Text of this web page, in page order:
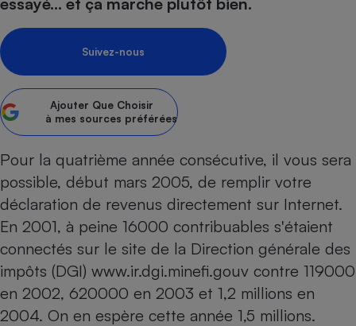
Suivez-nous
Ajouter Que Choisir
à mes sources préférées
Pour la quatrième année consécutive, il vous sera
possible, début mars 2005, de remplir votre
déclaration de revenus directement sur Internet.
En 2001, à peine 16000 contribuables s'étaient
connectés sur le site de la Direction générale des
impôts (DGI) www.ir.dgi.minefi.gouv contre 119000
en 2002, 620000 en 2003 et 1,2 millions en
2004. On en espère cette année 1,5 millions.
Sécurité - Hygiène
Supermarché - Drive
Assurance
Banque - Crédit
Epargne - Fiscalité
Mutuelle
Circulation routière
Contrôle technique -
Pièce détachée
Comparateur auto
Comparatif climatiseur
Comparatif aspirateur
Comparatif aspirateur
Comparatif cafetière
Comparatif robot cuiseur
Comparatif centrale
Électricité - Gaz
Comparatif ordinateur
Comparatif ultrabook
Comparatif tablette
Image et son
Informatique
Crédit immobilier
Aménagement
Bricolage - Jardinage
Chauffage
Produit d'entretien
Sécurité domestique
Hygiène - Beauté
Maladie - Médecine -
Système de santé -
Maison de retraite
Retraite
Choisir son fioul
Choisir son pellet
Comparateur assurance emprunteur
Energie Moins Chère Ensemble
Tous les comparateurs
Toutes les cartes interactives
Speedtest - Testez le débit de votre
connexion Internet